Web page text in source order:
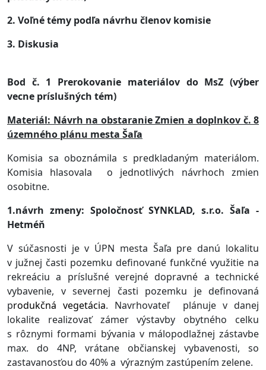
2. Voľné témy podľa návrhu členov komisie
3. Diskusia
Bod č. 1 Prerokovanie materiálov do MsZ (výber
vecne príslušných tém)
Materiál: Návrh na obstaranie Zmien a doplnkov č. 8
územného plánu mesta Šaľa
Komisia sa oboznámila s predkladaným materiálom.
Komisia hlasovala
o jednotlivých návrhoch zmien
osobitne.
1.návrh zmeny: Spoločnosť SYNKLAD, s.r.o. Šaľa -
Hetméň
V súčasnosti je v ÚPN mesta Šaľa pre danú lokalitu
v južnej časti pozemku definované funkčné využitie na
rekreáciu a príslušné verejné dopravné a technické
vybavenie, vsevernej časti pozemku je definovaná
produkčná vegetácia. Navrhovateľ
plánuje v danej
lokalite realizovať zámer výstavby obytného celku
s rôznymi formami bývania v málopodlažnej zástavbe
max. do 4NP, vrátane občianskej vybavenosti, so
zastavanosťou do 40% a výrazným zastúpením zelene.